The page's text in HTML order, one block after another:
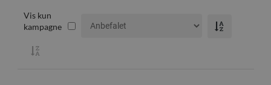
Vis kun
kampagne